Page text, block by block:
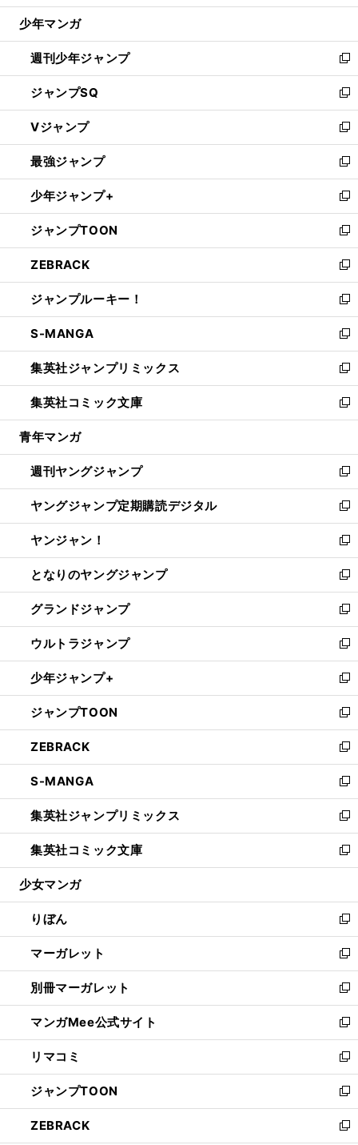
ウ
開
く
少年マンガ
週刊少年ジャンプ
新
し
い
ウ
ィ
ン
ド
ウ
で
開
く
ジャンプSQ
新
し
い
ウ
ィ
ン
ド
ウ
で
開
く
Vジャンプ
新
し
い
ウ
ィ
ン
ド
ウ
で
開
く
最強ジャンプ
新
し
い
ウ
ィ
ン
ド
ウ
で
開
く
少年ジャンプ+
新
し
い
ウ
ィ
ン
ド
ウ
で
開
く
ジャンプTOON
新
し
い
ウ
ィ
ン
ド
ウ
で
開
く
ZEBRACK
新
し
い
ウ
ィ
ン
ド
ウ
で
開
ジャンプルーキー！
新
し
い
ウ
ィ
ン
ド
ウ
開
く
S-MANGA
新
し
い
ウ
ィ
ン
ウ
で
開
く
集英社ジャンプリミックス
新
し
い
ウ
ン
ド
ウ
で
開
く
集英社コミック文庫
新
し
ウ
ィ
ン
ド
ウ
で
開
く
青年マンガ
週刊ヤングジャンプ
新
し
い
ウ
ィ
ン
ド
ウ
で
開
く
ヤングジャンプ定期購読デジタル
新
し
い
ウ
ィ
ン
ド
ウ
で
開
く
ヤンジャン！
新
し
い
ウ
ィ
ン
ド
ウ
で
開
く
となりのヤングジャンプ
新
し
い
ウ
ィ
ン
ド
ウ
で
開
く
グランドジャンプ
新
し
い
ウ
ィ
ン
ド
ウ
で
開
く
ウルトラジャンプ
新
し
い
ウ
ィ
ン
ド
ウ
で
開
く
少年ジャンプ+
新
し
い
ウ
ィ
ン
ド
ウ
で
開
く
ジャンプTOON
新
し
い
ウ
ィ
ン
ド
ウ
で
開
ZEBRACK
新
し
い
ウ
ィ
ン
ド
ウ
開
く
S-MANGA
新
し
い
ウ
ィ
ン
ウ
で
開
く
集英社ジャンプリミックス
新
し
い
ウ
ン
ド
ウ
で
開
く
集英社コミック文庫
新
し
ウ
ィ
ン
ド
ウ
で
開
く
少女マンガ
りぼん
新
し
い
ウ
ィ
ン
ド
ウ
で
開
く
マーガレット
新
し
い
ウ
ィ
ン
ド
ウ
で
開
く
別冊マーガレット
新
し
い
ウ
ィ
ン
ド
ウ
で
マンガMee公式サイト
新
し
い
ウ
ィ
ン
ド
リマコミ
新
し
い
ウ
ィ
ジャンプTOON
新
し
い
ZEBRACK
新